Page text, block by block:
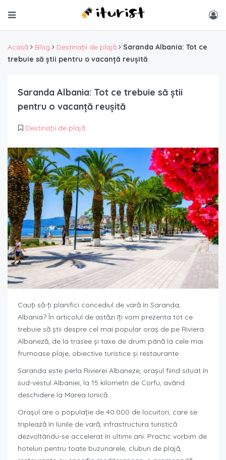
Acasă Blog Destinații de plajă
Saranda Albania: Tot ce
trebuie să știi pentru o vacanță reușită
Saranda Albania: Tot ce trebuie să știi
pentru o vacanță reușită
Destinații de plajă
Cauți să-ți planifici concediul de vară în Saranda,
Albania? În articolul de astăzi îți vom prezenta tot ce
trebuie să știi despre cel mai popular oraș de pe Riviera
Albaneză, de la trasee și taxe de drum până la cele mai
frumoase plaje, obiective turistice și restaurante.
Saranda este perla Rivierei Albaneze, orașul fiind situat în
sud-vestul Albaniei, la 15 kilometri de Corfu, având
deschidere la Marea Ionică.
Orașul are o populație de 40.000 de locuitori, care se
triplează în lunile de vară, infrastructura turistică
dezvoltându-se accelerat în ultimii ani. Practic vorbim de
hoteluri pentru toate buzunarele, cluburi de plajă,